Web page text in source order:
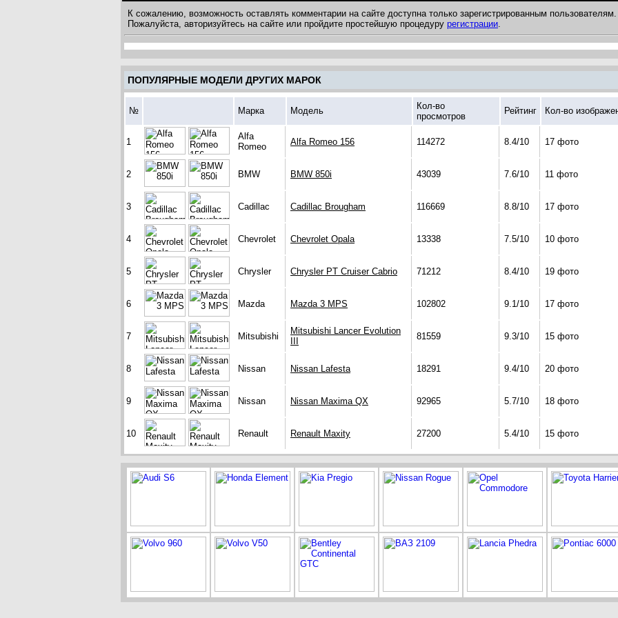
К сожалению, возможность оставлять комментарии на сайте доступна только зарегистрированным пользователям.
Пожалуйста, авторизуйтесь на сайте или пройдите простейшую процедуру регистрации.
ПОПУЛЯРНЫЕ МОДЕЛИ ДРУГИХ МАРОК
№ Марка Модель
Кол-во
просмотров
Рейтинг Кол-во
1
Alfa
Romeo
Alfa Romeo 156 114272 8.4/10 17 фото
2 BMW BMW 850i 43039 7.6/10 11 фото
3 Cadillac Cadillac Brougham 116669 8.8/10 17 фото
4 Chevrolet Chevrolet Opala 13338 7.5/10 10 фото
5 Chrysler Chrysler PT Cruiser Cabrio 71212 8.4/10 19 фото
6 Mazda Mazda 3 MPS 102802 9.1/10 17 фото
7 Mitsubishi
Mitsubishi Lancer Evolution
81559 9.3/10 15 фото
8 Nissan Nissan Lafesta 18291 9.4/10 20 фото
9 Nissan Nissan Maxima QX 92965 5.7/10 18 фото
10 Renault Renault Maxity 27200 5.4/10 15 фото